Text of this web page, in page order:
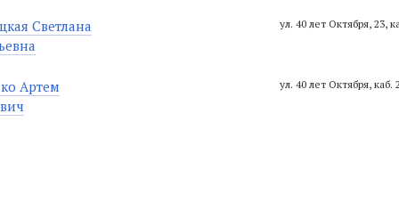
Светлана
ул. 40 лет Октября, 23,
Артем
ул. 40 лет Октября, каб.